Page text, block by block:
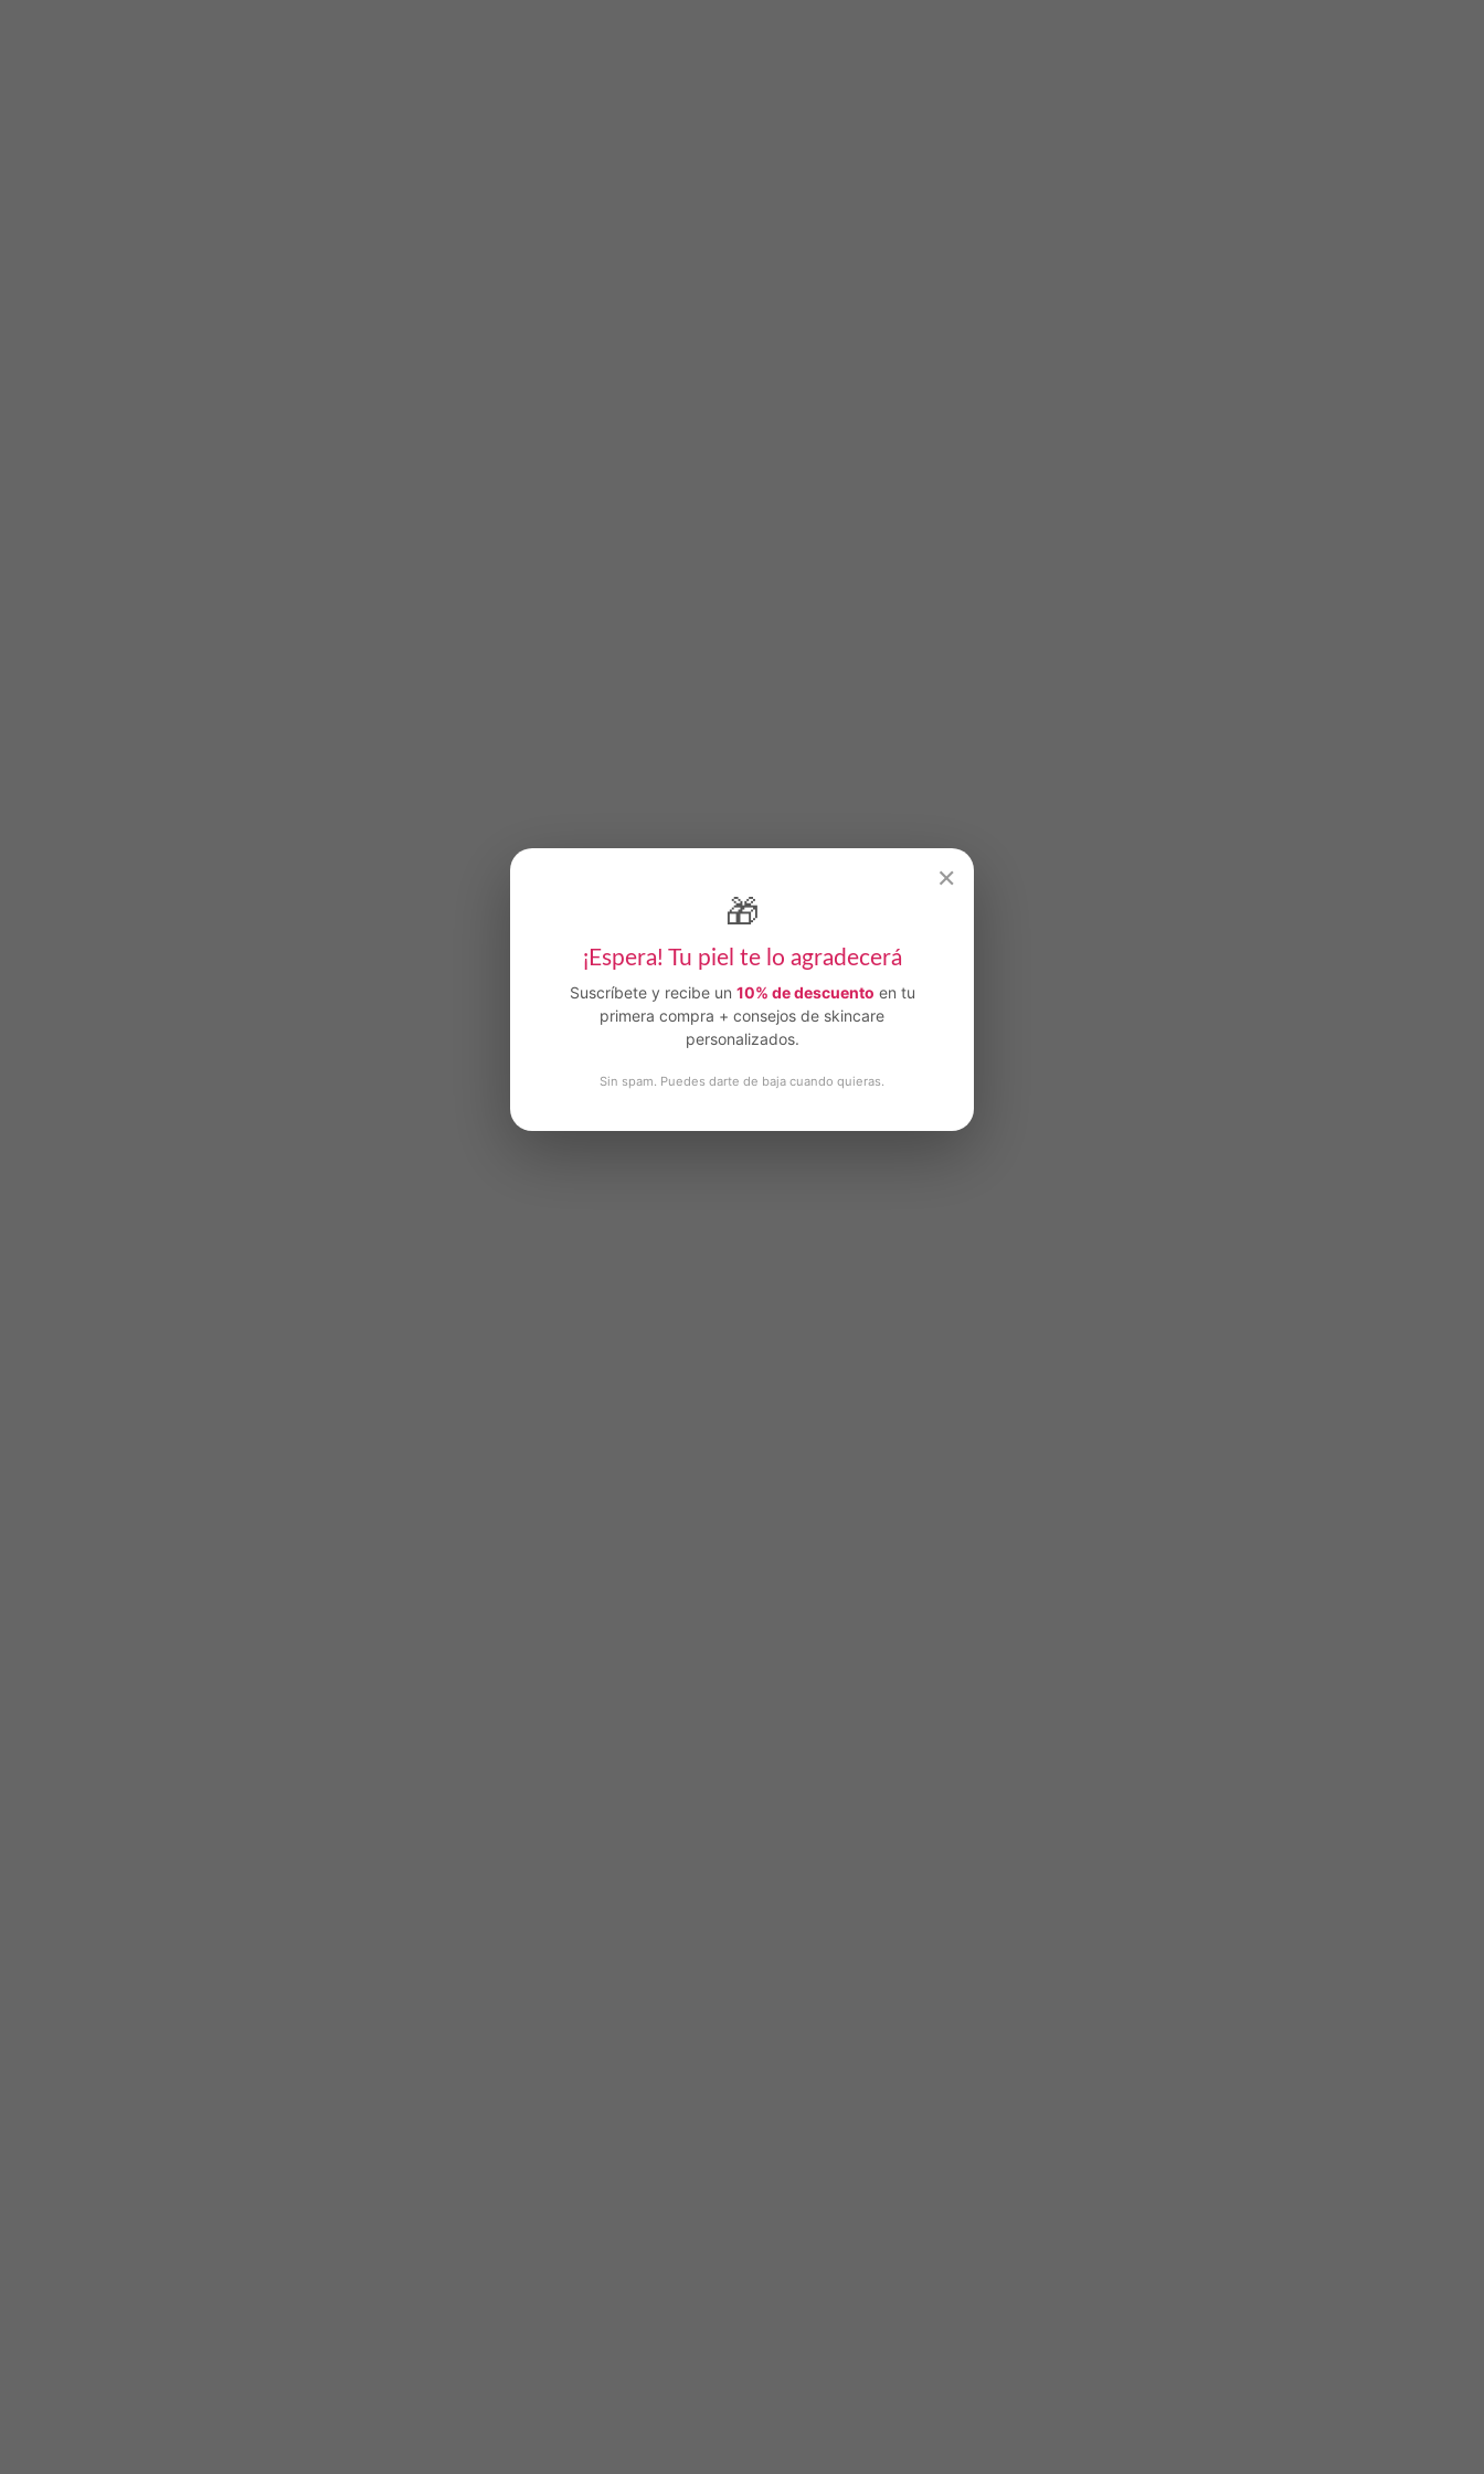
✕
🎁
¡Espera! Tu piel te lo agradecerá
Suscríbete y recibe un 10% de descuento en tu
primera compra + consejos de skincare
personalizados.
Sin spam. Puedes darte de baja cuando quieras.